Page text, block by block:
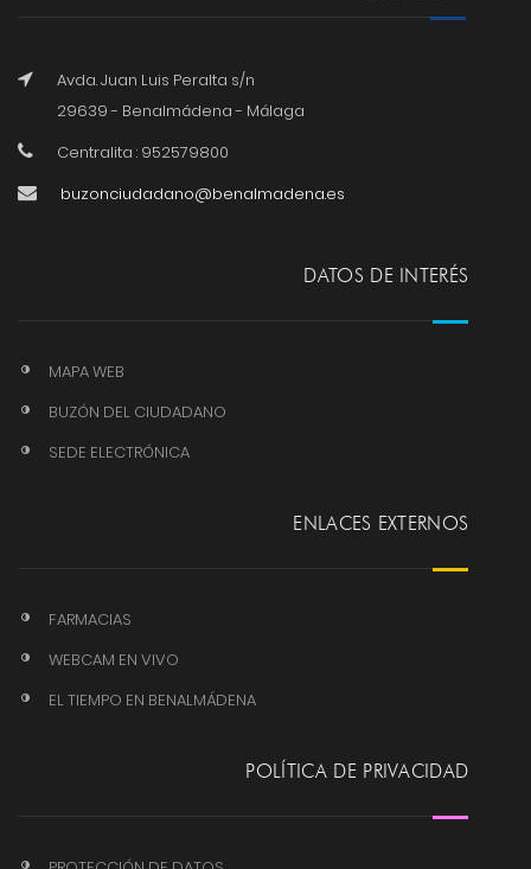
Avda. Juan Luis Peralta s/n
29639 - Benalmádena - Málaga
Centralita : 952579800
buzonciudadano@benalmadena.es
DATOS DE INTERÉS
MAPA WEB
BUZÓN DEL CIUDADANO
SEDE ELECTRÓNICA
ENLACES EXTERNOS
FARMACIAS
WEBCAM EN VIVO
EL TIEMPO EN BENALMÁDENA
POLÍTICA DE PRIVACIDAD